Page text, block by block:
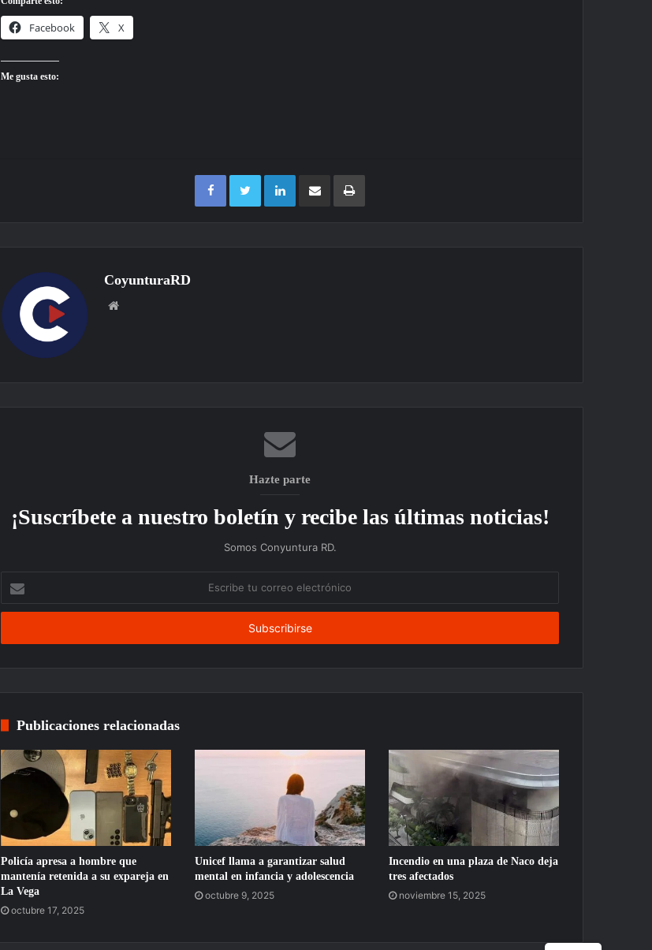
Facebook X
Me gusta esto:
FacebookTwitterLinkedInCompartir por correo electrónicoImprimir
CoyunturaRD
Sitio
Hazte parte
¡Suscríbete a nuestro boletín y recibe las últimas noticias!
Somos Conyuntura RD.
correo
Publicaciones relacionadas
Policía apresa a hombre que
mantenía retenida a su expareja en
La Vega
octubre 17, 2025
Unicef llama a garantizar salud
mental en infancia y adolescencia
octubre 9, 2025
Incendio en una plaza de Naco deja
tres afectados
noviembre 15, 2025